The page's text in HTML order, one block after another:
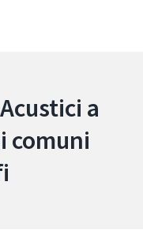
a
comuni